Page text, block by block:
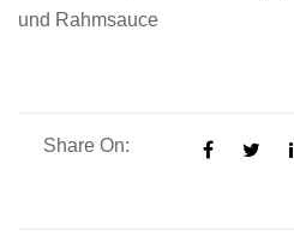
und Rahmsauce
Share On: